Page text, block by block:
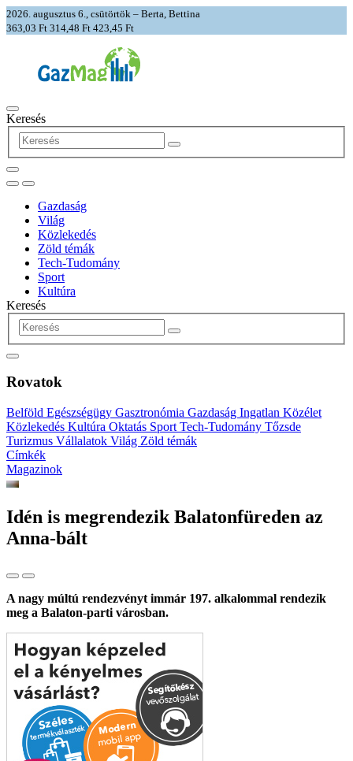
2026. augusztus 6., csütörtök – Berta, Bettina
363,03 Ft 314,48 Ft 423,45 Ft
Keresés
Gazdaság
Világ
Közlekedés
Zöld témák
Tech-Tudomány
Sport
Kultúra
Keresés
Rovatok
Belföld Egészségügy Gasztronómia Gazdaság Ingatlan Közélet
Közlekedés Kultúra Oktatás Sport Tech-Tudomány Tőzsde
Turizmus Vállalatok Világ Zöld témák
Címkék
Magazinok
Idén is megrendezik Balatonfüreden az
Anna-bált
A nagy múltú rendezvényt immár 197. alkalommal rendezik
meg a Balaton-parti városban.